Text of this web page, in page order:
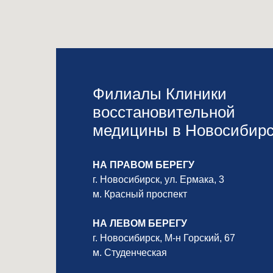
Филиалы Клиники
восстановительной
медицины в
НА ПРАВОМ БЕРЕГУ
г. Новосибирск, ул. Ермака, 3
м. Красный проспект
НА ЛЕВОМ БЕРЕГУ
г. Новосибирск, М-н Горский, 67
м. Студенческая